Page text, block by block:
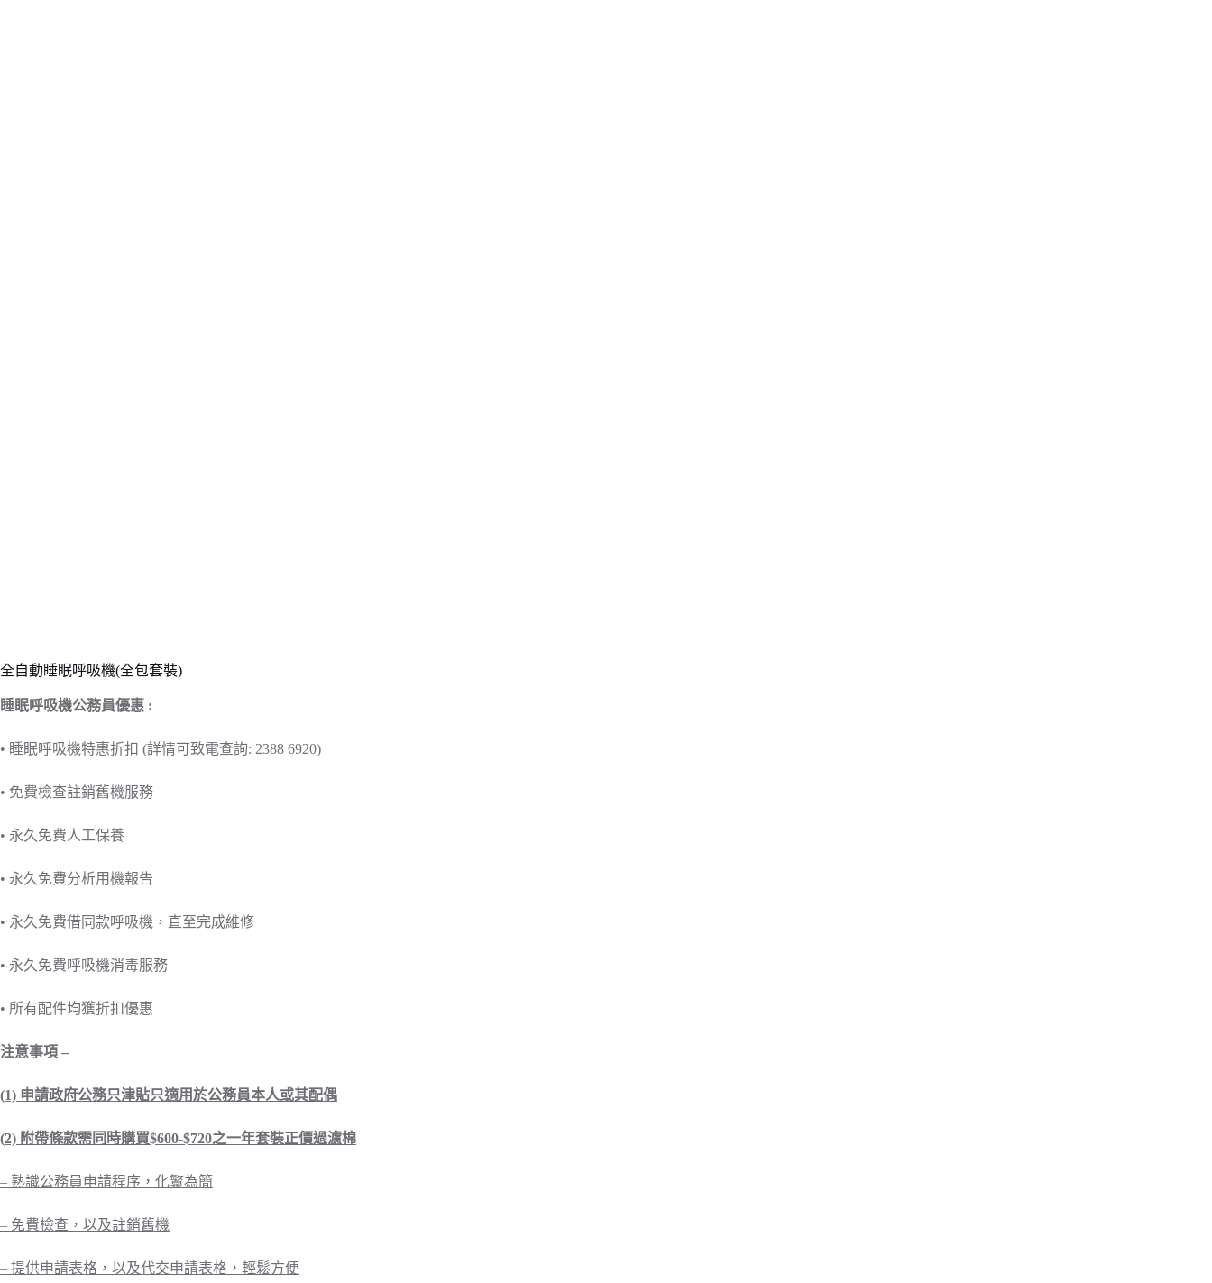
全自動睡眠呼吸機(全包套裝)
睡眠呼吸機公務員優惠 :
• 睡眠呼吸機特惠折扣 (詳情可致電查詢: 2388 6920)
• 免費檢查註銷舊機服務
• 永久免費人工保養
• 永久免費分析用機報告
• 永久免費借同款呼吸機，直至完成維修
• 永久免費呼吸機消毒服務
• 所有配件均獲折扣優惠
注意事項 –
(1) 申請政府公務只津貼只適用於公務員本人或其配偶
(2) 附帶條款需同時購買$600-$720之一年套裝正價過濾棉
– 熟識公務員申請程序，化瀪為簡
– 免費檢查 ， 以及註銷舊機
– 提供申請表格，以及代交申請表格，輕鬆方便